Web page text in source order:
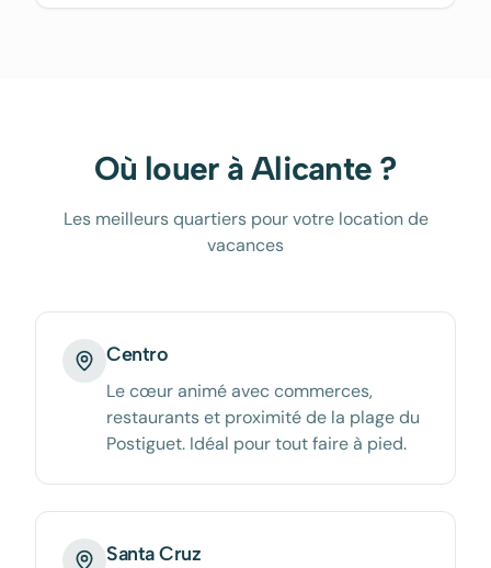
Où louer àAlicante ?
Les meilleurs quartiers pour votre location de
vacances
Centro
Le cœur animé avec commerces,
restaurants et proximité de la plage du
Postiguet. Idéal pour tout faire à pied.
Santa Cruz